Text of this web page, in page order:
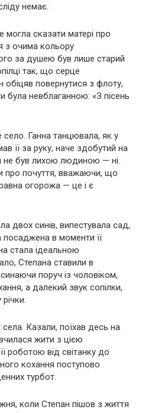
немає.
могла сказати матері про
з очима кольору
за душею був лише старий
так, що серце
обіцяв повернутися з флоту,
була невблаганною: «З пісень
село. Ганна танцювала, як у
її за руку, наче здобутий на
не був лихою людиною — ні.
про почуття, вважаючи, що
огорожа — це і є
двох синів, випестувала сад,
в моменти її
стала ідеальною
Степана ставили в
поруч із чоловіком,
а далекий звук сопілки,
села. Казали, поїхав десь на
жити з цією
роботою від світанку до
кохання поступово
турбот.
коли Степан пішов з життя